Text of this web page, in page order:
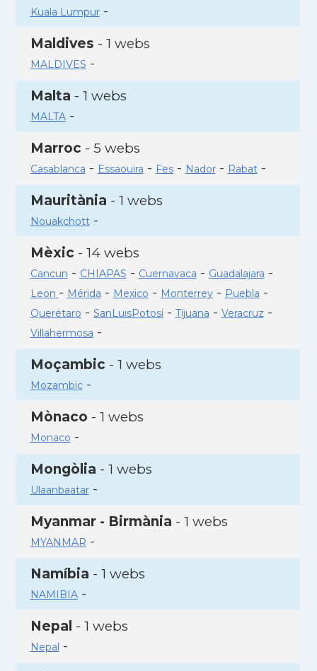
Kuala Lumpur-
Maldives - 1 webs
MALDIVES -
Malta - 1 webs
MALTA-
Marroc - 5 webs
Casablanca - Essaouira - Fes- Nador- Rabat-
Mauritània - 1 webs
Nouakchott-
Mèxic - 14 webs
Cancun - CHIAPAS - Cuernavaca - Guadalajara -
Leon - Mérida - Mexico - Monterrey- Puebla -
Querétaro - SanLuisPotosí- Tijuana - Veracruz -
Villahermosa -
Moçambic - 1 webs
Mozambic-
Mònaco - 1 webs
Monaco -
Mongòlia - 1 webs
Ulaanbaatar-
Myanmar - Birmània - 1 webs
MYANMAR -
Namíbia - 1 webs
NAMIBIA-
Nepal - 1 webs
Nepal -